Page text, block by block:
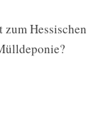
Hessischen